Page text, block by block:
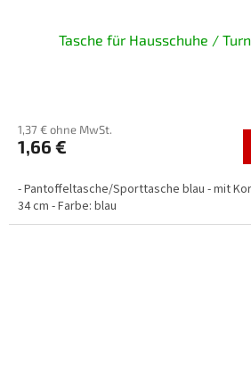
Tasche für Hausschuhe /
1,37 € ohne MwSt.
1,66 €
- Pantoffeltasche/Sporttasche blau - mit
34 cm - Farbe: blau